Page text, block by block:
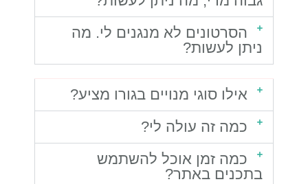
הסרטונים לא מנגנים לי. מה
ניתן לעשות?
אילו סוגי מנויים בגורו מציע?
כמה זה עולה לי?
כמה זמן אוכל להשתמש
בתכנים באתר?